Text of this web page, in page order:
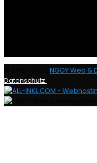
NGOY Web &
Datenschutz